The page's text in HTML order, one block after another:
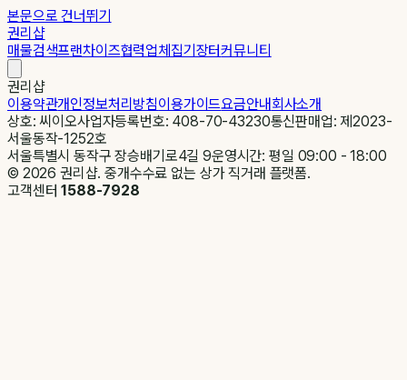
본문으로 건너뛰기
권리샵
매물검색프랜차이즈협력업체집기장터커뮤니티
권리샵
이용약관개인정보처리방침이용가이드요금안내회사소개
상호: 씨이오사업자등록번호: 408-70-43230통신판매업: 제2023-
서울동작-1252호
서울특별시 동작구 장승배기로4길 9운영시간: 평일 09:00 - 18:00
© 2026 권리샵. 중개수수료 없는 상가 직거래 플랫폼.
고객센터1588-7928